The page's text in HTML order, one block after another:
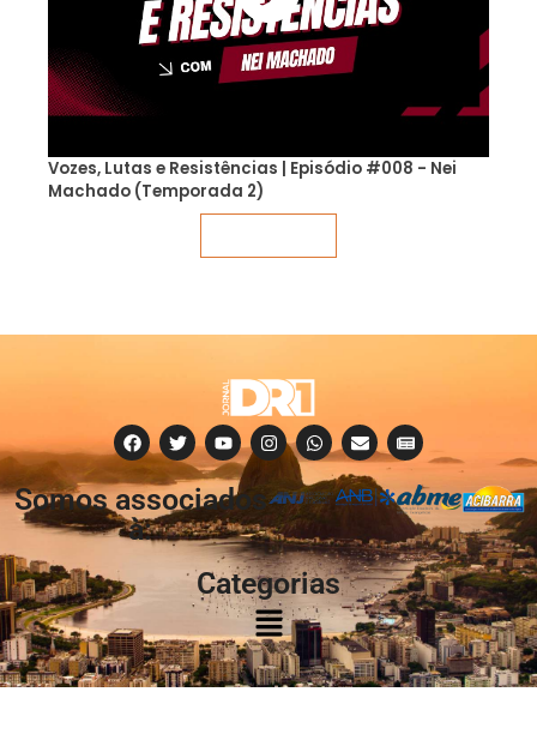
Vozes, Lutas e Resistências | Episódio #008 - Nei
Machado (Temporada 2)
Somos associados
à:
Categorias